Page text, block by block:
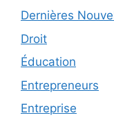
Dernières
Droit
Éducation
Entrepreneurs
Entreprise